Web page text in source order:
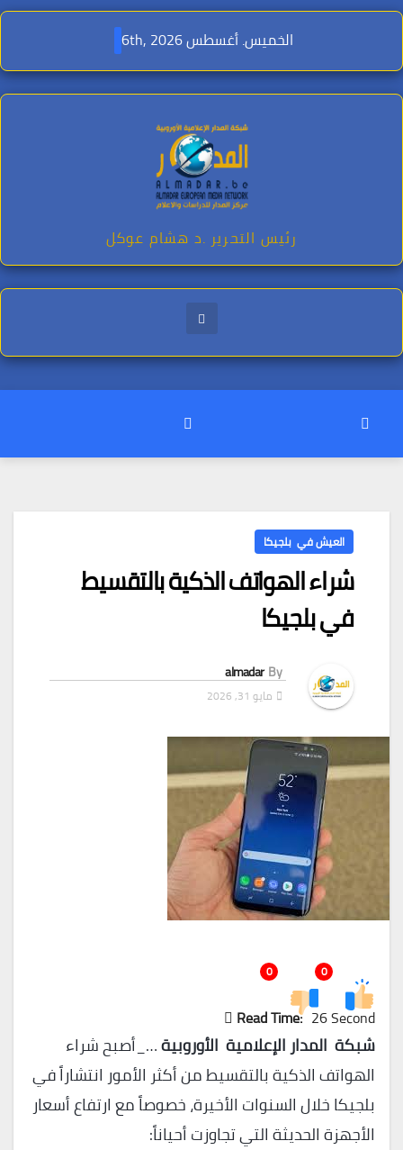
Skip
content
الخميس. أغسطس 6th, 2026
رئيس التحرير .د هشام عوكل
العيش في بلجيكا
شراء الهواتف الذكية بالتقسيط
في بلجيكا
By
almadar
مايو 31, 2026
0
0
Read Time: 26 Second
شبكة المدار الإعلامية الأوروبية…_أصبح شراء
الهواتف الذكية بالتقسيط من أكثر الأمور انتشاراً في
بلجيكا خلال السنوات الأخيرة، خصوصاً مع ارتفاع أسعار
الأجهزة الحديثة التي تجاوزت أحياناً: